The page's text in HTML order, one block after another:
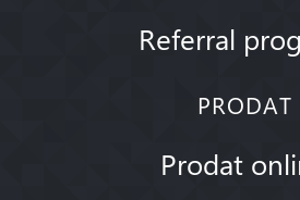
Referral
PRODAT
Prodat